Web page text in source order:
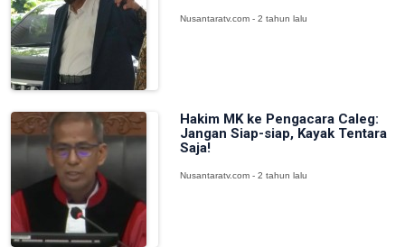
Nusantaratv.com - 2 tahun lalu
Hakim MK ke Pengacara Caleg:
Jangan Siap-siap, Kayak Tentara
Saja!
Nusantaratv.com - 2 tahun lalu